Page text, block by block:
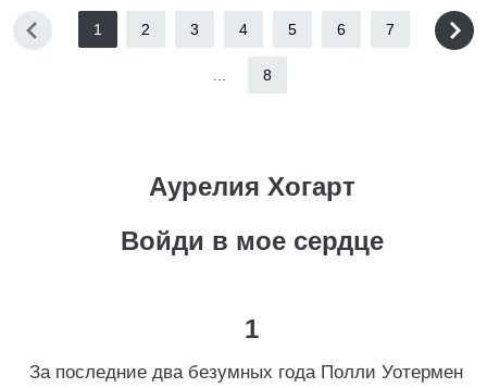
1 2 3 4 5 6 7
8
Аурелия Хогарт
Войди в мое сердце
1
За последние два безумных года Полли Уотермен